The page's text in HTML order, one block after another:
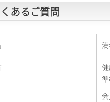
あるご質問
準